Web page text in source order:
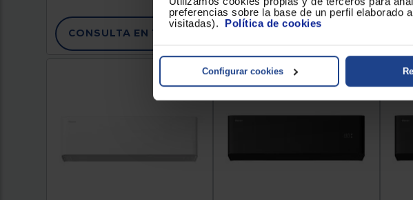
preferencias sobre la base de un perfil elaborado
visitadas). Política de cookies
Configurar cookies
CONSULTA EN TIENDA